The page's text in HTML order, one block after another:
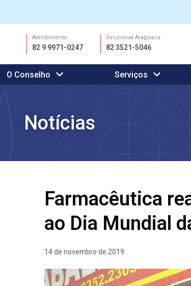
conteúdo
Atendimento
82 9 9971-0247
Seccional Arapiraca
82 3521-5046
O Conselho Serviços
Notícias
Farmacêutica
ao Dia Mundial
14 de novembro de 2019